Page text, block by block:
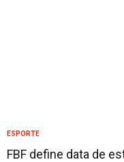
ESPORTE
FBF define data de